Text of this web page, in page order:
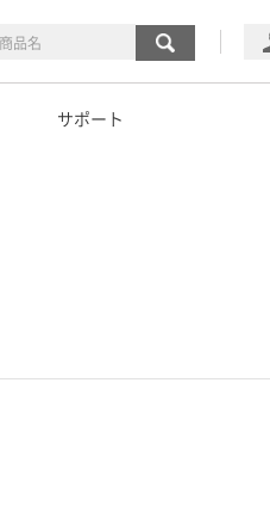
マイページ
カート
サポート